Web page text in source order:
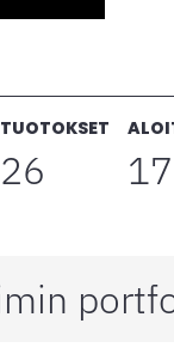
TUOTOKSET
26